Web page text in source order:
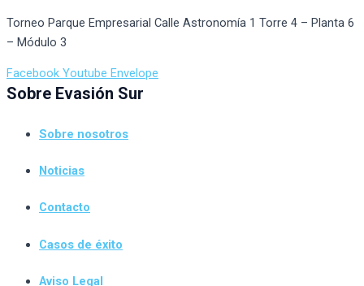
Torneo Parque Empresarial Calle Astronomía 1 Torre 4 – Planta 6
– Módulo 3
Facebook Youtube Envelope
Sobre Evasión Sur
Sobre nosotros
Noticias
Contacto
Casos de éxito
Aviso Legal